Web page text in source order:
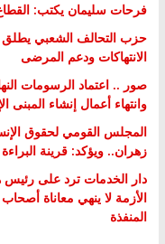
فرحات سليمان يكتب:
حزب التحالف الشعبي يطلق
الانتهاكات ودعم المرضى
صور .. اعتماد الرسومات
وانتهاء أعمال إنشاء المبنى
المجلس القومي لحقوق
زهران.. ويؤكد: قرينة
دار الخدمات ترد على رئيس
الأزمة لا ينهي معاناة
المنفذة